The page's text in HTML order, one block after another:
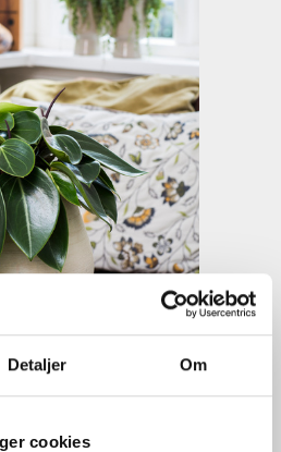
Detaljer Om
cookies